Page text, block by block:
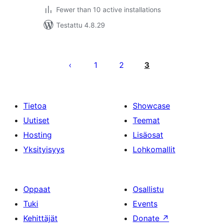
Fewer than 10 active installations
Testattu 4.8.29
sivutus
1 2 3
Tietoa
Uutiset
Hosting
Yksityisyys
Showcase
Teemat
Lisäosat
Lohkomallit
Oppaat
Tuki
Kehittäjät
Osallistu
Events
Donate ↗